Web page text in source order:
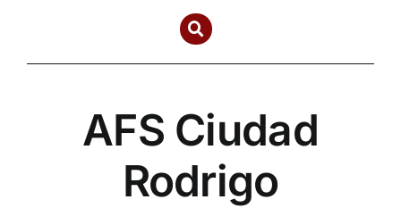
AFS Ciudad
Rodrigo